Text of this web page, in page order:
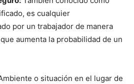
es cualquier
por un trabajador de manera
aumenta la probabilidad de un
o situación en el lugar de